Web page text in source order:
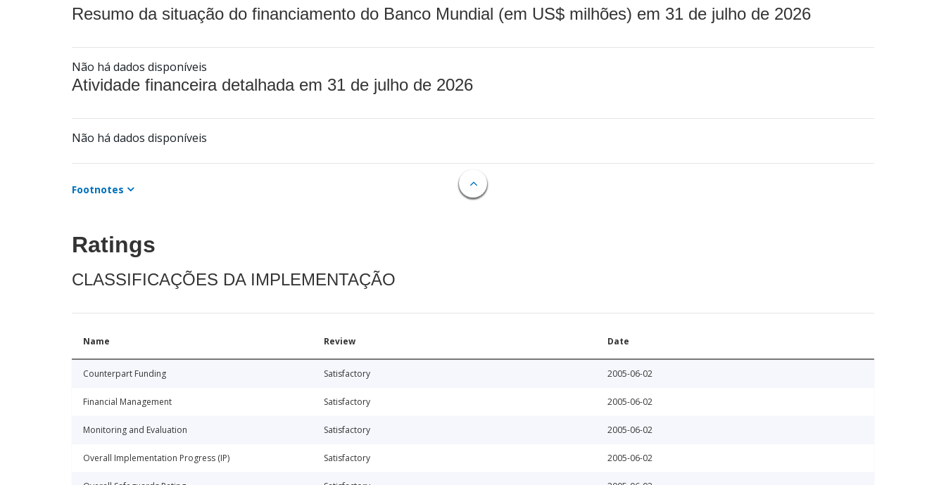
Resumo da situação do financiamento do Banco Mundial (em US$ milhões) em 31 de julho de 2026
Não há dados disponíveis
Atividade financeira detalhada em 31 de julho de 2026
Não há dados disponíveis
Footnotes
Ratings
CLASSIFICAÇÕES DA IMPLEMENTAÇÃO
Name Review Date
Counterpart Funding Satisfactory 2005-06-02
Financial Management Satisfactory 2005-06-02
Monitoring and Evaluation Satisfactory 2005-06-02
Overall Implementation Progress (IP) Satisfactory 2005-06-02